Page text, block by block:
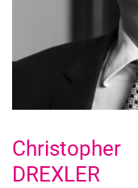
Christopher
DREXLER